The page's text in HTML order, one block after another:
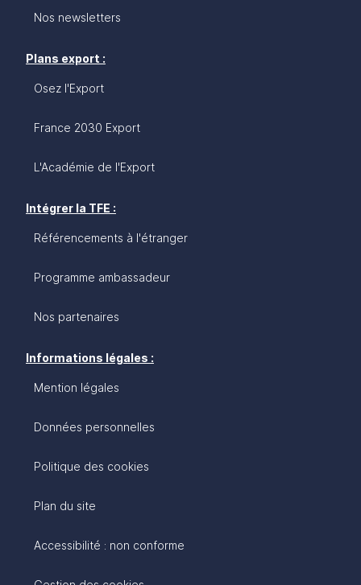
Nos newsletters
Plans export :
Osez l'Export
France 2030 Export
L'Académie de l'Export
Intégrer la TFE :
Référencements à l'étranger
Programme ambassadeur
Nos partenaires
Informations légales :
Mention légales
Données personnelles
Politique des cookies
Plan du site
Accessibilité : non conforme